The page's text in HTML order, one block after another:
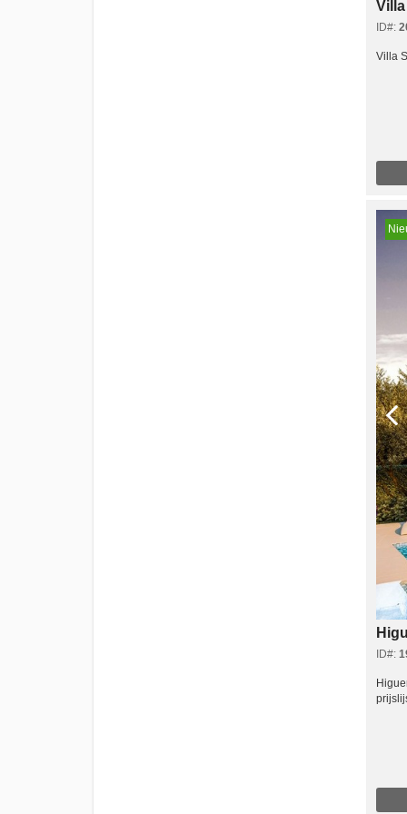
ID#:
Villa
ID#: